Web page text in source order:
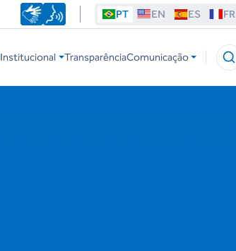
PT EN ES FR
Institucional TransparênciaComunicação